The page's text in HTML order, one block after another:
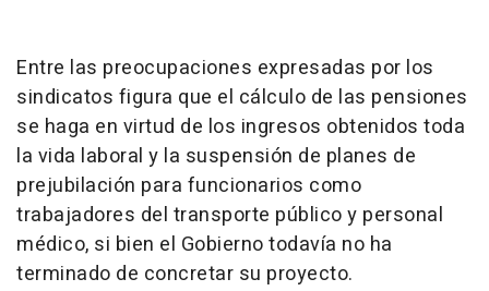
Entre las preocupaciones expresadas por los
sindicatos figura que el cálculo de las pensiones
se haga en virtud de los ingresos obtenidos toda
la vida laboral y la suspensión de planes de
prejubilación para funcionarios como
trabajadores del transporte público y personal
médico, si bien el Gobierno todavía no ha
terminado de concretar su proyecto.